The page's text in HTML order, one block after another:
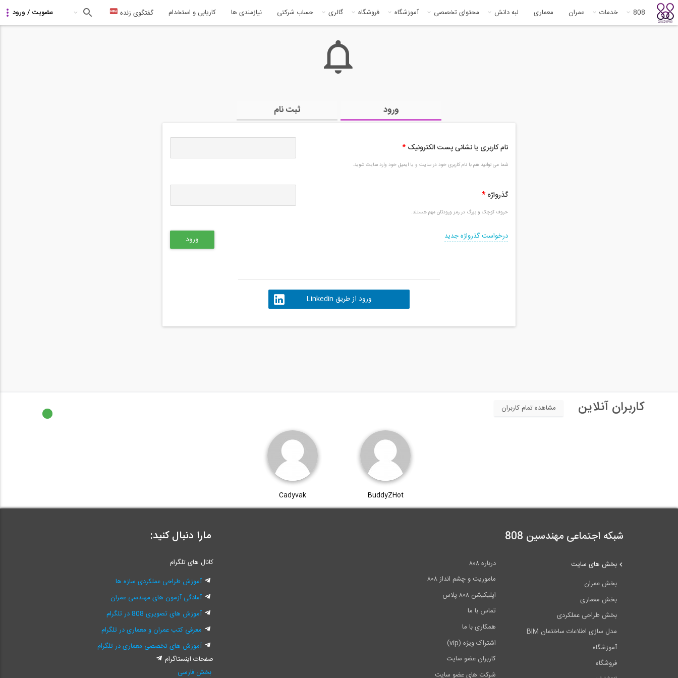
808 خدمات عمران معماری لبه دانش محتوای تخصصی آموزشگاه فروشگاه گالری حساب شرکتی نیازمندی ها کاریابی و استخدام گفتگوی زنده
ورود ثبت نام
نام کاربری یا نشانی پست الکترونیک *
شما می توانید هم با نام کاربری خود در سایت و یا ایمیل خود وارد سایت شوید.
گذرواژه *
حروف کوچک و بزرگ در رمز ورودتان مهم هستند.
درخواست گذرواژه جدید
ورود از طریق Linkedin
کاربران آنلاین مشاهده تمام کاربران
BuddyZHot
Cadyvak
شبکه اجتماعی مهندسین 808
درباره ۸۰۸
ماموریت و چشم انداز ۸۰۸
اپلیکیشن ۸۰۸ پلاس
تماس با ما
همکاری با ما
اشتراک ویژه (vip)
کاربران عضو سایت
شرکت های عضو سایت
بخش های سایت
بخش عمران
بخش معماری
بخش طراحی عملکردی
مدل سازی اطلاعات ساختمان BIM
آموزشگاه
فروشگاه
مارا دنبال کنید:
کانال های تلگرام
آموزش طراحی عملکردی سازه ها
آمادگی آزمون های مهندسی عمران
آموزش های تصویری 808 در تلگرام
معرفی کتب عمران و معماری در تلگرام
آموزش های تخصصی معماری در تلگرام
صفحات اینستاگرام
بخش فارسی